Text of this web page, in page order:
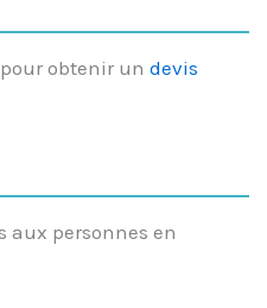
obtenir un devis
aux personnes en